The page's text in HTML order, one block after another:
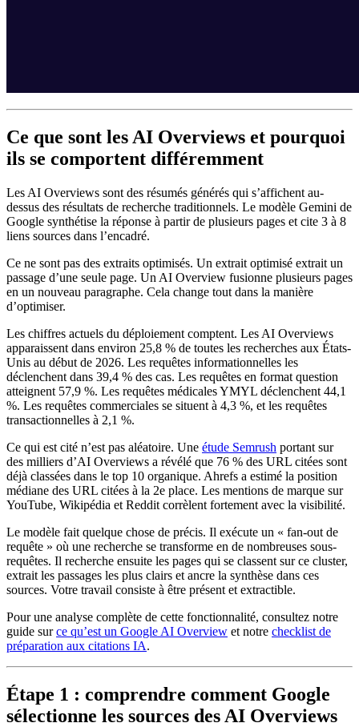
Ce que sont les AI Overviews et pourquoi
ils se comportent différemment
Les AI Overviews sont des résumés générés qui s’affichent au-
dessus des résultats de recherche traditionnels. Le modèle Gemini de
Google synthétise la réponse à partir de plusieurs pages et cite 3 à 8
liens sources dans l’encadré.
Ce ne sont pas des extraits optimisés. Un extrait optimisé extrait un
passage d’une seule page. Un AI Overview fusionne plusieurs pages
en un nouveau paragraphe. Cela change tout dans la manière
d’optimiser.
Les chiffres actuels du déploiement comptent. Les AI Overviews
apparaissent dans environ 25,8 % de toutes les recherches aux États-
Unis au début de 2026. Les requêtes informationnelles les
déclenchent dans 39,4 % des cas. Les requêtes en format question
atteignent 57,9 %. Les requêtes médicales YMYL déclenchent 44,1
%. Les requêtes commerciales se situent à 4,3 %, et les requêtes
transactionnelles à 2,1 %.
Ce qui est cité n’est pas aléatoire. Une étude Semrush portant sur
des milliers d’AI Overviews a révélé que 76 % des URL citées sont
déjà classées dans le top 10 organique. Ahrefs a estimé la position
médiane des URL citées à la 2e place. Les mentions de marque sur
YouTube, Wikipédia et Reddit corrèlent fortement avec la visibilité.
Le modèle fait quelque chose de précis. Il exécute un « fan-out de
requête » où une recherche se transforme en de nombreuses sous-
requêtes. Il recherche ensuite les pages qui se classent sur ce cluster,
extrait les passages les plus clairs et ancre la synthèse dans ces
sources. Votre travail consiste à être présent et extractible.
Pour une analyse complète de cette fonctionnalité, consultez notre
guide surce qu’est un Google AI Overview et notre checklist de
préparation aux citations IA.
Étape 1 : comprendre comment Google
sélectionne les sources des AI Overviews